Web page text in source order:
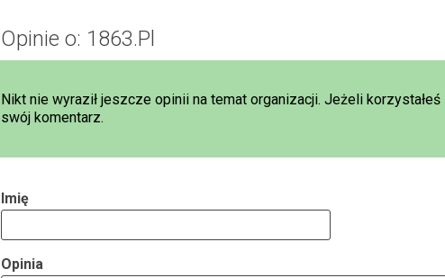
Opinie o: 1863.Pl
Nikt nie wyraził jeszcze opinii na temat organizacji. Jeżeli korzystałeś
swój komentarz.
Imię
Opinia